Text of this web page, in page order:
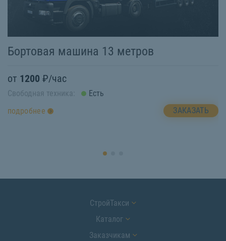
Бортовая машина 13 метров
от 1200 ₽/час
Свободная техника:
Есть
подробнее
ЗАКАЗАТЬ
СтройТакси
Каталог
Заказчикам